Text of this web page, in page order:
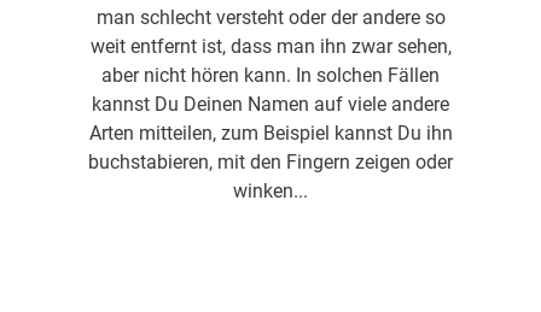
man schlecht versteht oder der andere so
weit entfernt ist, dass man ihn zwar sehen,
aber nicht hören kann. In solchen Fällen
kannst Du Deinen Namen auf viele andere
Arten mitteilen, zum Beispiel kannst Du ihn
buchstabieren, mit den Fingern zeigen oder
winken...